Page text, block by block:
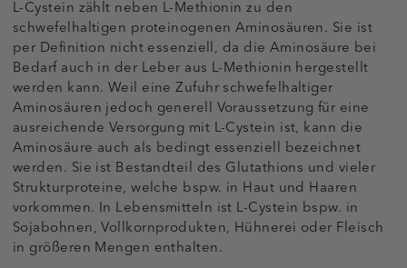
L-Cystein zählt neben L-Methionin zu den
schwefelhaltigen proteinogenen Aminosäuren. Sie ist
per Definition nicht essenziell, da die Aminosäure bei
Bedarf auch in der Leber aus L-Methionin hergestellt
werden kann. Weil eine Zufuhr schwefelhaltiger
Aminosäuren jedoch generell Voraussetzung für eine
ausreichende Versorgung mit L-Cystein ist, kann die
Aminosäure auch als bedingt essenziell bezeichnet
werden. Sie ist Bestandteil des Glutathions und vieler
Strukturproteine, welche bspw. in Haut und Haaren
vorkommen. In Lebensmitteln ist L-Cystein bspw. in
Sojabohnen, Vollkornprodukten, Hühnerei oder Fleisch
in größeren Mengen enthalten.